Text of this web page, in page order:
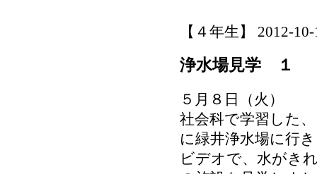
【４年生】 2012-
浄水場見学 １
５月８日（火）
社会科で学習した
に緑井浄水場に行
ビデオで、水がき